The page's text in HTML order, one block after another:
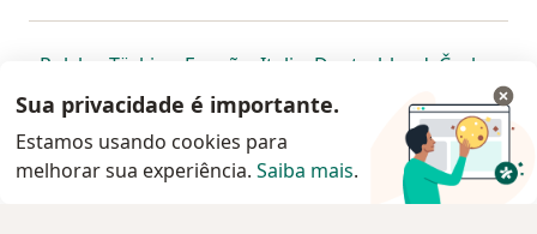
Polska abre num novo separador
Türkiye abre num novo separador
España abre num novo separador
Italia abre num novo
Deutschlandabre num
Česko
Portugal abre num novo separador
, México abre num novo separador
, abre num novo separador
Brasil abre num novoabre num
abre
Colombia abre num novo
www.doctoralia.com.br © 2026 - Agende agora sua
Sua privacidade é importante.
Estamos usando cookies para
melhorar sua experiência. Saiba mais.